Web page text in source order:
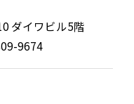
ダイワビル5階
9674